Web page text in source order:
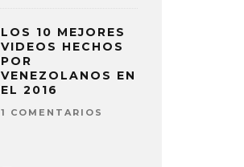
LOS 10 MEJORES
VIDEOS HECHOS
POR
VENEZOLANOS EN
EL 2016
1 COMENTARIOS